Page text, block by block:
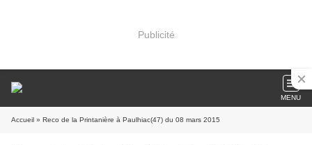
Publicité
MENU
Accueil » Reco de la Printanière à Paulhiac(47) du 08 mars 2015